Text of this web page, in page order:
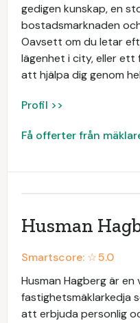
gedigen kunskap, en
bostadsmarknaden
Oavsett om du letar
lägenhet i city, eller ett
att hjälpa dig genom
Profil >>
Få offerter från
Husman
Smartscore: ☆5.0
Husman Hagberg är
fastighetsmäklarkedja
att erbjuda personlig